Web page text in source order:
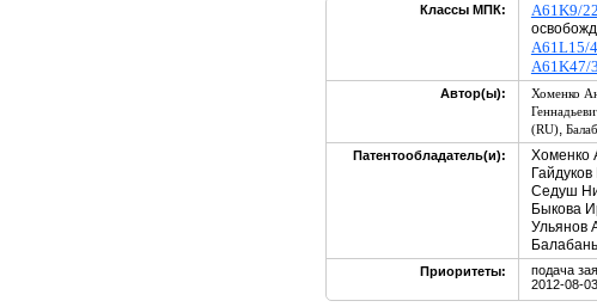
Классы МПК: A61K9/22
A61L15/
A61K47/
Автор(ы): Хоменко
(RU),
Патентообладатель(и):
Хоменко
Седуш
Быкова
Ульянов
Приоритеты:
подача
2012-08-03